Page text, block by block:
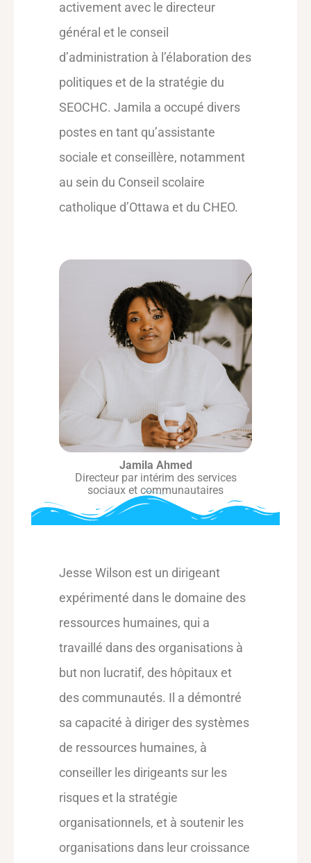
activement avec le directeur
général et le conseil
d’administration à l’élaboration des
politiques et de la stratégie du
SEOCHC. Jamila a occupé divers
postes en tant qu’assistante
sociale et conseillère, notamment
au sein du Conseil scolaire
catholique d’Ottawa et du CHEO.
Jamila Ahmed
Directeur par intérim des services
sociaux et communautaires
Jesse Wilson est un dirigeant
expérimenté dans le domaine des
ressources humaines, qui a
travaillé dans des organisations à
but non lucratif, des hôpitaux et
des communautés. Il a démontré
sa capacité à diriger des systèmes
de ressources humaines, à
conseiller les dirigeants sur les
risques et la stratégie
organisationnels, et à soutenir les
organisations dans leur croissance